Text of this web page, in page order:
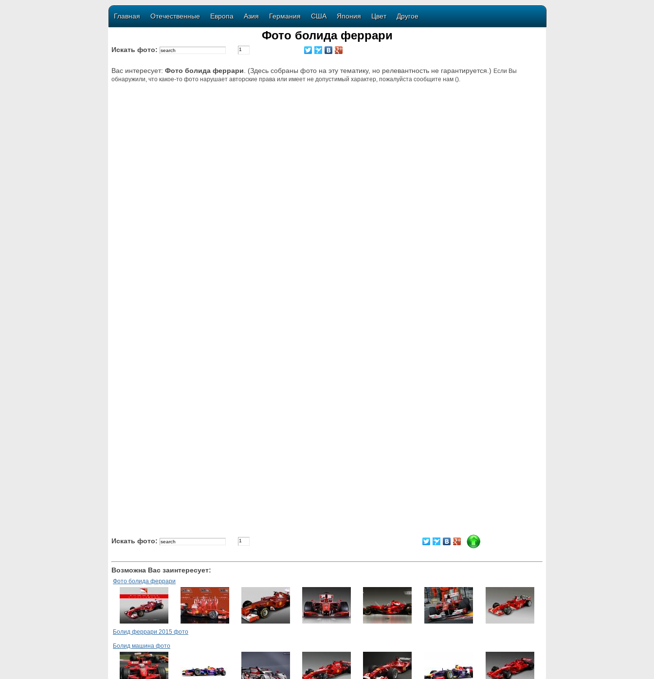
Главная Отечественные Европа Азия Германия США Япония Цвет Другое
Фото болида феррари
Искать фото:
Вас интересует: Фото болида феррари . (Здесь собраны фото на эту тематику, но релевантность не гарантируется.) Если Вы
обнаружили, что какое-то фото нарушает авторские права или имеет не допустимый характер, пожалуйста сообщите нам ().
Искать фото:
Возможна Вас заинтересует:
Фото болида феррари
Болид феррари 2015 фото
Болид машина фото